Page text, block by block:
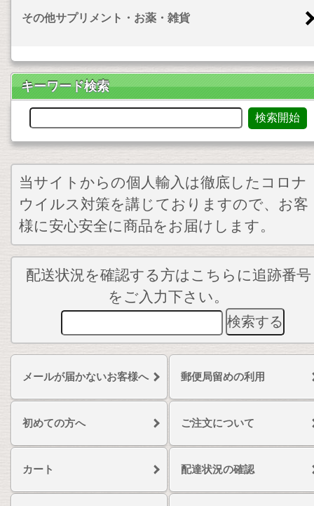
その他サプリメント・お薬・雑貨
キーワード検索
当サイトからの個人輸入は徹底したコロナ
ウイルス対策を講じておりますので、お客
様に安心安全に商品をお届けします。
配送状況を確認する方はこちらに追跡番号
をご入力下さい。
メールが届かないお客様へ 郵便局留めの利用
初めての方へ ご注文について
カート 配達状況の確認